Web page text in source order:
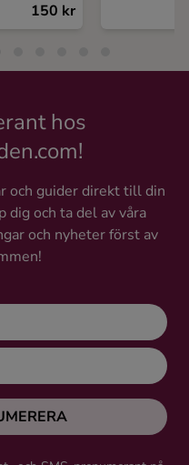
150 kr
hos
och guider direkt till din
dig och ta del av våra
och nyheter först av